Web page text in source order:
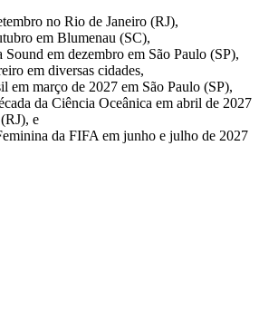
no Rio de Janeiro (RJ),
em Blumenau (SC),
Sound em dezembro em São Paulo (SP),
em diversas cidades,
em março de 2027 em São Paulo (SP),
da Ciência Oceânica em abril de 2027
e
da FIFA em junho e julho de 2027